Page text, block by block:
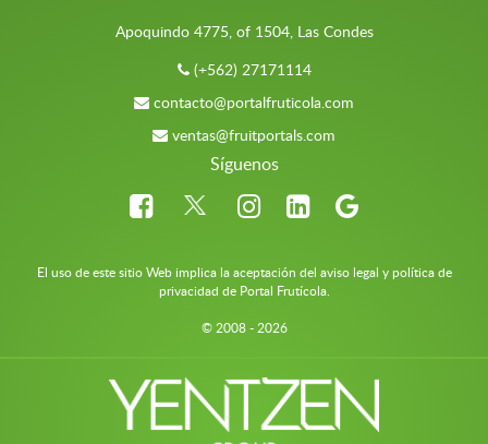
Apoquindo 4775, of 1504, Las Condes
(+562) 27171114
contacto@portalfruticola.com
ventas@fruitportals.com
Síguenos
El uso de este sitio Web implica la aceptación del aviso legal y política de
privacidad de Portal Frutícola.
© 2008 - 2026